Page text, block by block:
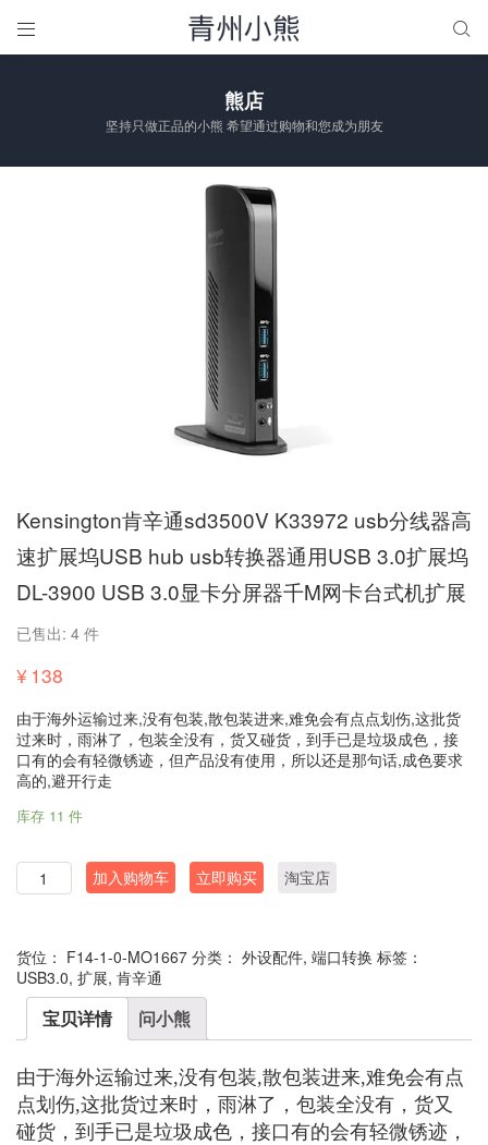
 
熊店
坚持只做正品的小熊 希望通过购物和您成为朋友
Kensington肯辛通sd3500V K33972 usb分线器高
速扩展坞USB hub usb转换器通用USB 3.0扩展坞
DL-3900 USB 3.0显卡分屏器千M网卡台式机扩展
已售出: 4 件
¥138
由于海外运输过来,没有包装,散包装进来,难免会有点点划伤,这批货
过来时，雨淋了，包装全没有，货又碰货，到手已是垃圾成色，接
口有的会有轻微锈迹，但产品没有使用，所以还是那句话,成色要求
高的,避开行走
库存 11 件
数
量
加入购物车 立即购买 淘宝店
货位： F14-1-0-MO1667 分类： 外设配件, 端口转换 标签：
USB3.0, 扩展, 肯辛通
宝贝详情 问小熊
由于海外运输过来,没有包装,散包装进来,难免会有点
点划伤,这批货过来时，雨淋了，包装全没有，货又
碰货，到手已是垃圾成色，接口有的会有轻微锈迹，